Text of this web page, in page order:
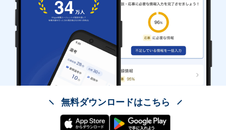
無料ダウンロードはこちら